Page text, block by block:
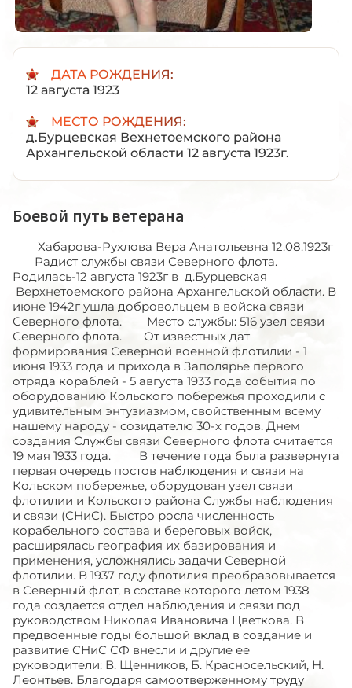
ДАТА РОЖДЕНИЯ:
12 августа 1923
МЕСТО РОЖДЕНИЯ:
д.Бурцевская Вехнетоемского района
Архангельской области 12 августа 1923г.
Боевой путь ветерана
Хабарова-Рухлова Вера Анатольевна 12.08.1923г
Радист службы связи Северного флота.
Родилась-12 августа 1923г в д.Бурцевская
Верхнетоемского района Архангельской области. В
июне 1942г ушла добровольцем в войска связи
Северного флота. Место службы: 516 узел связи
Северного флота. От известных дат
формирования Северной военной флотилии - 1
июня 1933 года и прихода в Заполярье первого
отряда кораблей - 5 августа 1933 года события по
оборудованию Кольского побережья проходили с
удивительным энтузиазмом, свойственным всему
нашему народу - созидателю 30-х годов. Днем
создания Службы связи Северного флота считается
19 мая 1933 года. В течение года была развернута
первая очередь постов наблюдения и связи на
Кольском побережье, оборудован узел связи
флотилии и Кольского района Службы наблюдения
и связи (СНиС). Быстро росла численность
корабельного состава и береговых войск,
расширялась география их базирования и
применения, усложнялись задачи Северной
флотилии. В 1937 году флотилия преобразовывается
в Северный флот, в составе которого летом 1938
года создается отдел наблюдения и связи под
руководством Николая Ивановича Цветкова. В
предвоенные годы большой вклад в создание и
развитие СНиС СФ внесли и другие ее
руководители: В. Щенников, Б. Красносельский, Н.
Леонтьев. Благодаря самоотверженному труду